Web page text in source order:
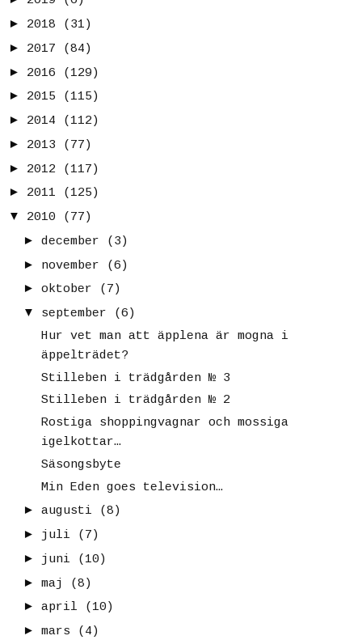
► 2018
(31)
► 2017
(84)
► 2016
(129)
► 2015
(115)
► 2014
(112)
► 2013
(77)
► 2012
(117)
► 2011
(125)
▼
2010
(77)
► december
(3)
► november
(6)
► oktober
(7)
▼
september
(6)
Hur vet man att äpplena är mogna i
äppelträdet?
Stilleben i trädgården № 3
Stilleben i trädgården № 2
Rostiga shoppingvagnar och mossiga
igelkottar…
Säsongsbyte
Min Eden goes television…
► augusti
(8)
► juli
(7)
► juni
(10)
► maj
(8)
► april
(10)
► mars
(4)